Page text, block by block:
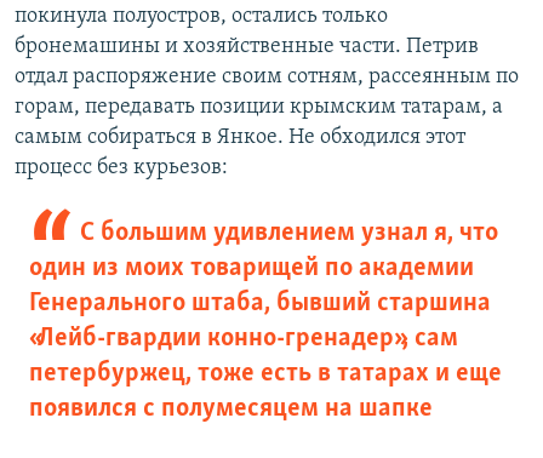
покинула полуостров, остались только
бронемашины и хозяйственные части. Петрив
отдал распоряжение своим сотням, рассеянным по
горам, передавать позиции крымским татарам, а
самым собираться в Янкое. Не обходился этот
процесс без курьезов:
С большим удивлением узнал я, что
один из моих товарищей по академии
Генерального штаба, бывший старшина
«Лейб-гвардии конно-гренадер», сам
петербуржец, тоже есть в татарах и еще
появился с полумесяцем на шапке